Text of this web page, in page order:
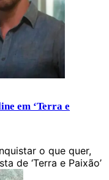
em ‘Terra e
o que quer,
de ‘Terra e Paixão’